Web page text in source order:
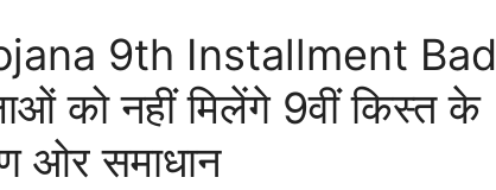
9th Installment Bad
को नहीं मिलेंगे 9वीं किस्त के
ओर समाधान